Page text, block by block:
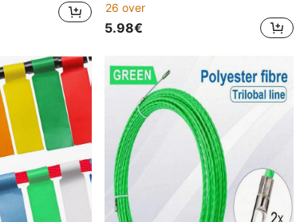
26 over
5.98€